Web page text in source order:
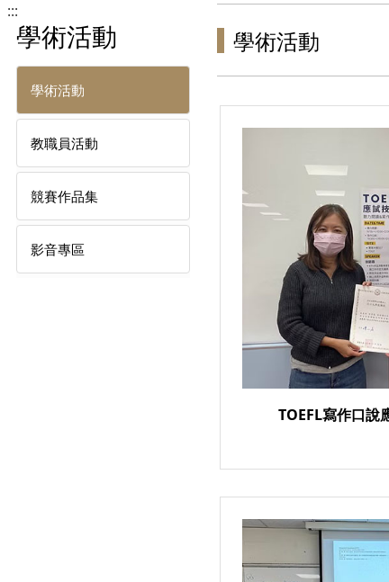
:::
學術活動
學術活動
教職員活動
競賽作品集
影音專區
學術活動
TOEFL寫作口說